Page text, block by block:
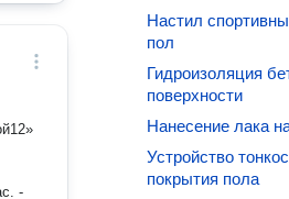
Настил
пол
Гидроизоляция
поверхности
Нанесение лака
Устройство
покрытия пола